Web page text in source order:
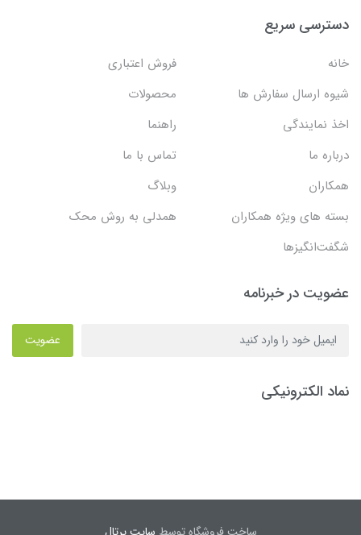
دسترسی سریع
خانه
فروش اعتباری
شیوه ارسال سفارش ها
محصولات
اخذ نمایندگی
راهنما
درباره ما
تماس با ما
همکاران
وبلاگ
بسته های ویژه همکاران
همدلی به روش محک
شگفت‌انگیزها
عضویت در خبرنامه
عضویت
نماد الکترونیکی